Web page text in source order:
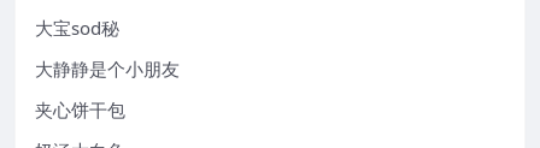
大宝sod秘
大静静是个小朋友
夹心饼干包